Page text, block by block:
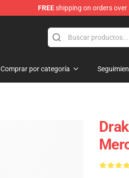
FREEshipping on orders over
Comprar por categoría